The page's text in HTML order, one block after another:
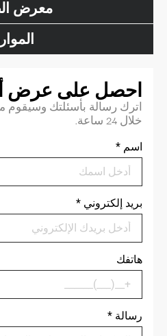
معرض
احصل على عرض
اترك رسالة بأسئلتك وسيقوم
خلال 24 ساعة.
اسم *
بريد إلكتروني *
هاتفك
رسالة *